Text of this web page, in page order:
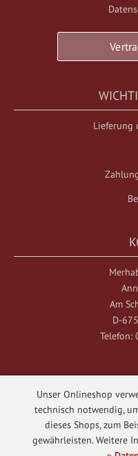
Lieferung
Am
D-
Telefon:
Merhaba
Template ©
Unser Onlineshop
technisch notwendig,
dieses Shops, zum
gewährleisten. Weitere